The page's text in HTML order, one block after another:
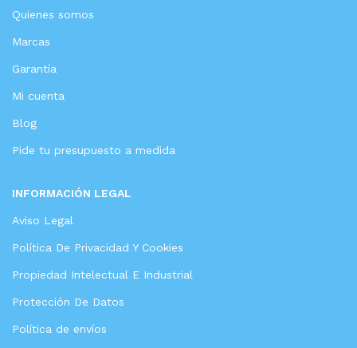
Quienes somos
Marcas
Garantía
Mi cuenta
Blog
Pide tu presupuesto a medida
INFORMACIÓN LEGAL
Aviso Legal
Política De Privacidad Y Cookies
Propiedad Intelectual E Industrial
Protección De Datos
Política de envíos